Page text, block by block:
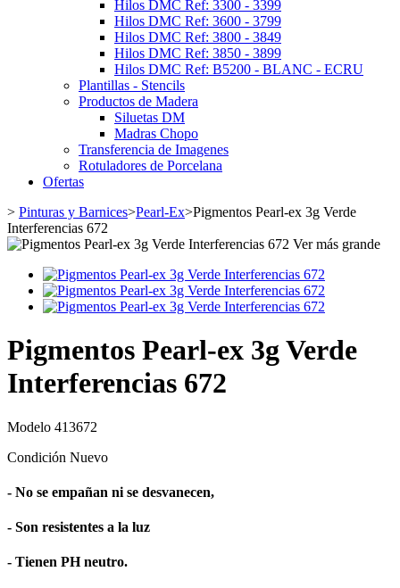
Hilos DMC Ref: 3300 - 3399
Hilos DMC Ref: 3600 - 3799
Hilos DMC Ref: 3800 - 3849
Hilos DMC Ref: 3850 - 3899
Hilos DMC Ref: B5200 - BLANC - ECRU
Plantillas - Stencils
Productos de Madera
Siluetas DM
Madras Chopo
Transferencia de Imagenes
Rotuladores de Porcelana
Ofertas
> Pinturas y Barnices>Pearl-Ex>Pigmentos Pearl-ex 3g Verde
Interferencias 672
Ver más grande
Pigmentos Pearl-ex 3g Verde
Interferencias 672
Modelo 413672
Condición Nuevo
- No se empañan ni se desvanecen,
- Son resistentes a la luz
- Tienen PH neutro.